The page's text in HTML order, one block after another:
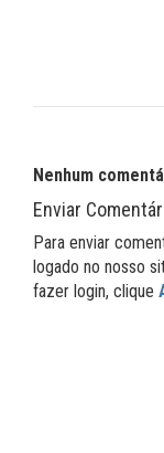
Nenhum
Enviar
Para enviar
logado no nosso
fazer login, clique